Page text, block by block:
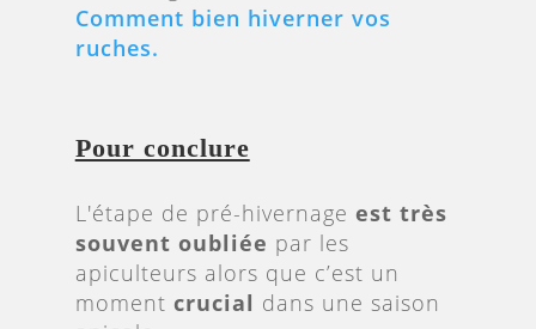
Comment bien hiverner vos
ruches.
Pour conclure
L'étape de pré-hivernage est très
souvent oubliée par les
apiculteurs alors que c’est un
moment crucial dans une saison